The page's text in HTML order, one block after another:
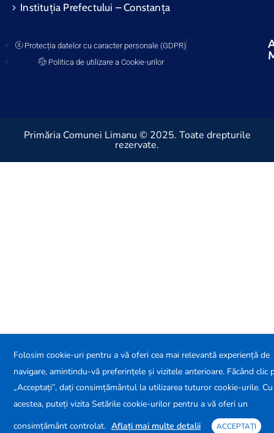
Instituția Prefectului – Constanța
Protecția datelor cu caracter personale (GDPR)
Politica de utilizare a Cookie-urilor
Primăria Comunei Limanu © 2025. Toate drepturile
rezervate.
Folosim cookie-uri pentru a vă oferi cea mai relevantă experiență de
navigare, amintindu-vă preferințele și vizitele anterioare. Făcând clic
„Acceptați”, dați consimțământul la utilizarea tuturor cookie-urile.
acestea, puteți vizita Setările cookie-urilor pentru a vă oferi un
consimțământ controlat. Aflați mai multe detalii ACCEPTAȚI